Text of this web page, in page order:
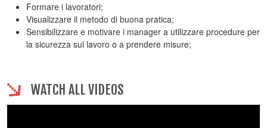
Formare i lavoratori;
Visualizzare il metodo di buona pratica;
Sensibilizzare e motivare i manager a utilizzare procedure per
la sicurezza sul lavoro o a prendere misure;
WATCH ALL VIDEOS